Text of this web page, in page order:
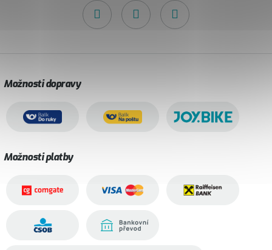
Možnosti dopravy
Možnosti platby